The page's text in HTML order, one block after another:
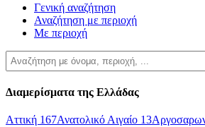
Γενική αναζήτηση
Αναζήτηση με περιοχή
Με περιοχή
Διαμερίσματα της Ελλάδας
Αττική 167Ανατολικό Αιγαίο 13